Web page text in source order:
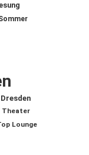
Theater
Lounge